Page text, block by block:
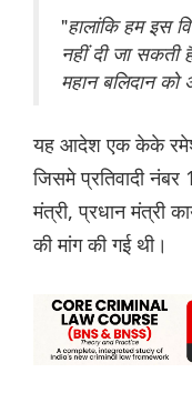
"हालांकि हम इस
नहीं दी जा सकती
महान बलिदान
यह आदेश एक केके रमेश
जिसमे प्रतिवादी नंबर
मंत्री, प्रधान मंत्री
की मांग की गई थी।